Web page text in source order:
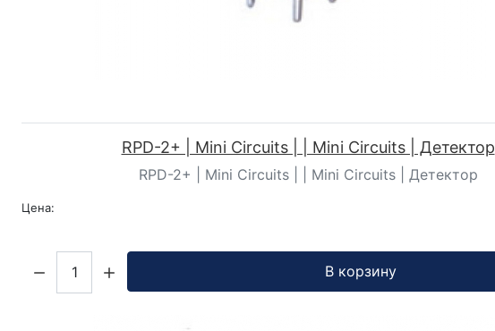
RPD-2+ | Mini Circuits | | Mini Circuits | Детектор
RPD-2+ | Mini Circuits | | Mini Circuits | Детектор
Цена:
В корзину